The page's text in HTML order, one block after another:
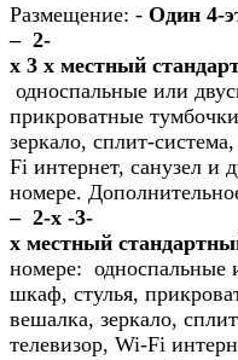
Размещение: - Один 4-
– 2-
х 3 х местный
односпальные или
прикроватные
зеркало, сплит-
Fi интернет, санузел и
номере.
– 2-х -3-
х местный
номере: односпальные
шкаф, стулья,
вешалка, зеркало,
телевизор, Wi-Fi